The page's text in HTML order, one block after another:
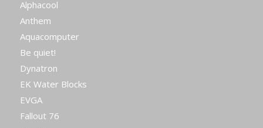
Alphacool
Anthem
Aquacomputer
Be quiet!
Dynatron
EK Water Blocks
EVGA
Fallout 76